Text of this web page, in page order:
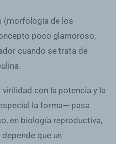
(morfología de los
poco glamoroso,
cuando se trata de
virilidad con la potencia y la
la forma— pasa
en biología reproductiva,
que un